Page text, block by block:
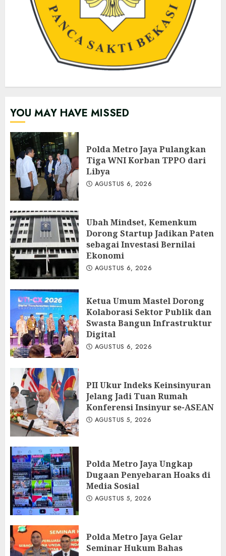
YOU MAY HAVE MISSED
Polda Metro Jaya Pulangkan
Tiga WNI Korban TPPO dari
Libya
AGUSTUS 6, 2026
Ubah Mindset, Kemenkum
Dorong Startup Jadikan Paten
sebagai Investasi Bernilai
Ekonomi
AGUSTUS 6, 2026
Ketua Umum Mastel Dorong
Kolaborasi Sektor Publik dan
Swasta Bangun Infrastruktur
Digital
AGUSTUS 6, 2026
PII Ukur Indeks Keinsinyuran
Jelang Jadi Tuan Rumah
Konferensi Insinyur se-ASEAN
AGUSTUS 5, 2026
Polda Metro Jaya Ungkap
Dugaan Penyebaran Hoaks di
Media Sosial
AGUSTUS 5, 2026
Polda Metro Jaya Gelar
Seminar Hukum Bahas